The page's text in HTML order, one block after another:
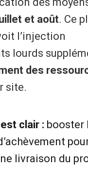
et août. Ce
l’injection
lourds
des
site.
clair : booster
livraison du